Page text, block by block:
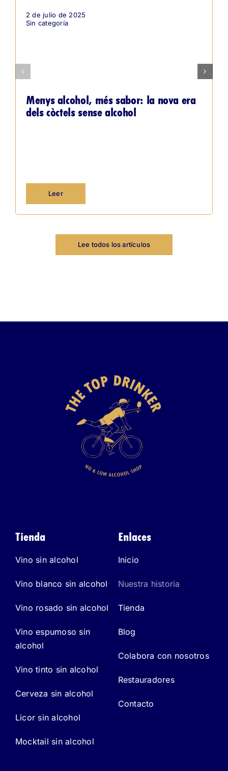
2 de julio de 2025
Sin categoría
Menys alcohol, més sabor: la nova era
dels còctels sense alcohol
Leer
Lee todos los artículos
Tienda
Vino sin alcohol
Vino blanco sin alcohol
Vino rosado sin alcohol
Vino espumoso sin
alcohol
Vino tinto sin alcohol
Cerveza sin alcohol
Licor sin alcohol
Mocktail sin alcohol
Enlaces
Inicio
Nuestra historia
Tienda
Blog
Colabora con nosotros
Restauradores
Contacto